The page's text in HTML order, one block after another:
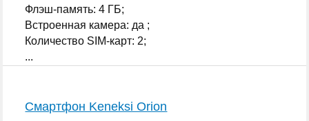
Флэш-память: 4 ГБ;
Встроенная камера: да ;
Количество SIM-карт: 2;
...
Смартфон Keneksi Orion